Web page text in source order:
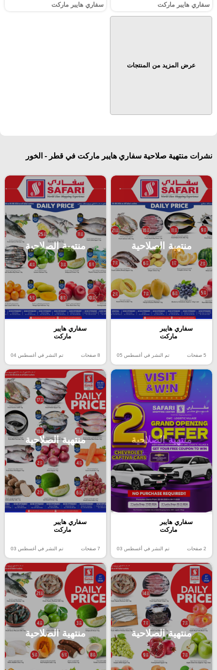
سفاري هايبر ماركت سفاري هايبر ماركت
عرض المزيد من المنتجات
نشرات منتهية صلاحية سفاري هايبر ماركت في قطر - الخور
منتهية الصلاحية
سفاري هايبر
ماركت
5 صفحات تم النشر في أغسطس 05
منتهية الصلاحية
سفاري هايبر
ماركت
8 صفحات تم النشر في أغسطس 04
منتهية الصلاحية
سفاري هايبر
ماركت
2 صفحات تم النشر في أغسطس 03
منتهية الصلاحية
سفاري هايبر
ماركت
7 صفحات تم النشر في أغسطس 03
منتهية الصلاحية منتهية الصلاحية